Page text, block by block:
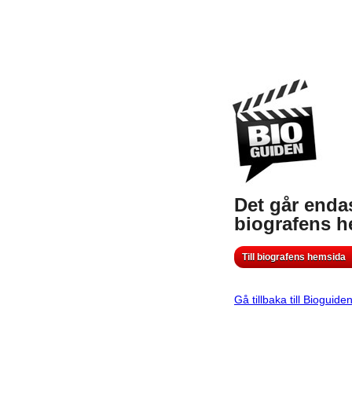
Det går
biografens
Till biografens hemsida
Gå tillbaka till Bioguiden